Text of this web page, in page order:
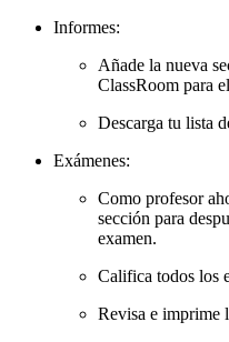
Informes:
Añade la nueva
ClassRoom para
Descarga tu lista
Exámenes:
Como profesor
sección para
examen.
Califica todos los
Revisa e imprime